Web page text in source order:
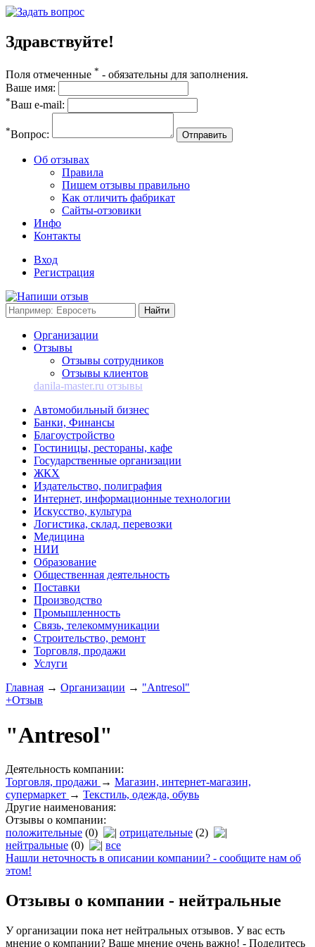
Здравствуйте!
Поля отмеченные * - обязательны для заполнения.
Ваше имя:
*Ваш e-mail:
*Вопрос: Отправить
Об отзывах
Правила
Пишем отзывы правильно
Как отличить фабрикат
Сайты-отзовики
Инфо
Контакты
Вход
Регистрация
Организации
Отзывы
Отзывы сотрудников
Отзывы клиентов
danila-master.ru отзывы
Автомобильный бизнес
Банки, Финансы
Благоустройство
Гостиницы, рестораны, кафе
Государственные организации
ЖКХ
Издательство, полиграфия
Интернет, информационные технологии
Искусство, культура
Логистика, склад, перевозки
Медицина
НИИ
Образование
Общественная деятельность
Поставки
Производство
Промышленность
Связь, телекоммуникации
Строительство, ремонт
Торговля, продажи
Услуги
Главная → Организации → "Antresol"
+Отзыв
"Antresol"
Деятельность компании:
Торговля, продажи → Магазин, интернет-магазин,
супермаркет → Текстиль, одежда, обувь
Другие наименования:
Отзывы о компании:
положительные (0) отрицательные (2)
нейтральные (0)
все
Нашли неточность в описании компании? - сообщите нам об
этом!
Отзывы о компании - нейтральные
У организации пока нет нейтральных отзывов. У вас есть
мнение о компании? Ваше мнение очень важно! - Поделитесь